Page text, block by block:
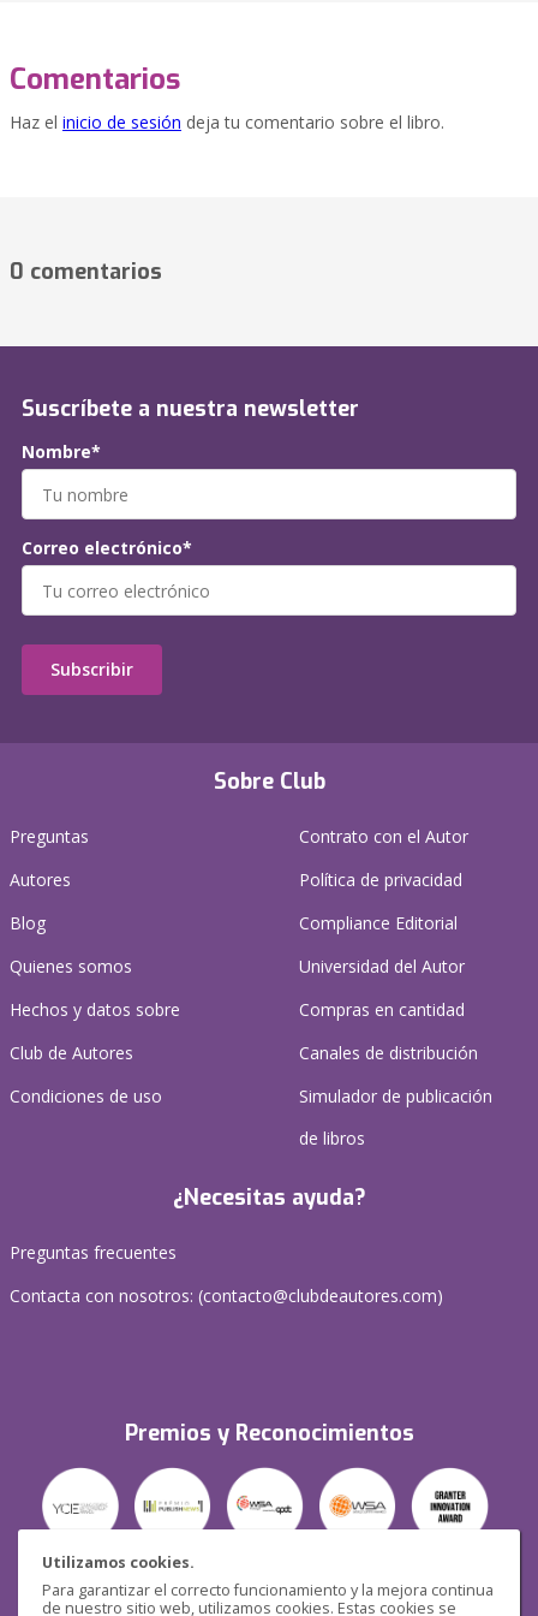
Utilizamos cookies.
Para garantizar el correcto funcionamiento y la mejora continua
de nuestro sitio web, utilizamos cookies. Estas cookies se
Comentarios
Haz el inicio de sesión deja tu comentario sobre el libro.
0 comentarios
Sobre Club
Preguntas
Autores
Blog
Quienes somos
Hechos y datos sobre
Club de Autores
Condiciones de uso
Contrato con el Autor
Política de privacidad
Compliance Editorial
Universidad del Autor
Compras en cantidad
Canales de distribución
Simulador de publicación
de libros
¿Necesitas ayuda?
Preguntas frecuentes
Contacta con nosotros: (contacto@clubdeautores.com)
Premios y Reconocimientos
Seguridad
Suscríbete a nuestra newsletter
Nombre*
Correo electrónico*
Subscribir